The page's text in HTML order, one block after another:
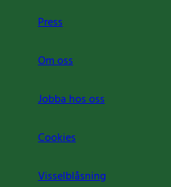
Press
Om oss
Jobba hos oss
Cookies
Visselblåsning